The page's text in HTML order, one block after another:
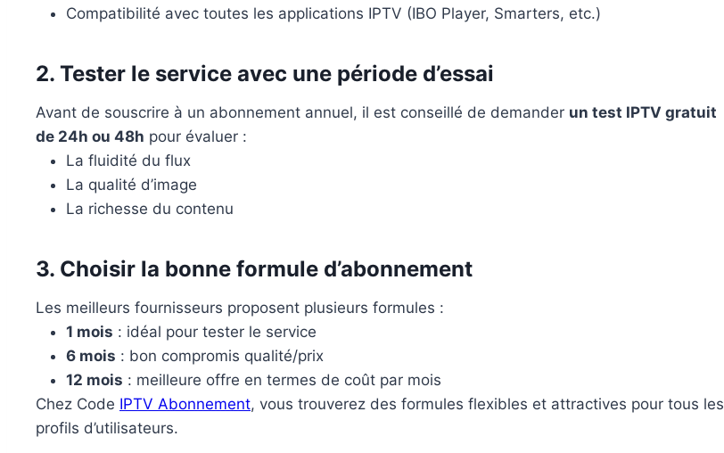
Compatibilité avec toutes les applications IPTV (IBO Player, Smarters, etc.)
2. Tester le service avec une période d’essai
Avant de souscrire à un abonnement annuel, il est conseillé de demander un test IPTV gratuit
de 24h ou 48h pour évaluer :
La fluidité du flux
La qualité d’image
La richesse du contenu
3. Choisir la bonne formule d’abonnement
Les meilleurs fournisseurs proposent plusieurs formules :
1 mois : idéal pour tester le service
6 mois : bon compromis qualité/prix
12 mois : meilleure offre en termes de coût par mois
Chez Code IPTV Abonnement, vous trouverez des formules flexibles et attractives pour tous les
profils d’utilisateurs.